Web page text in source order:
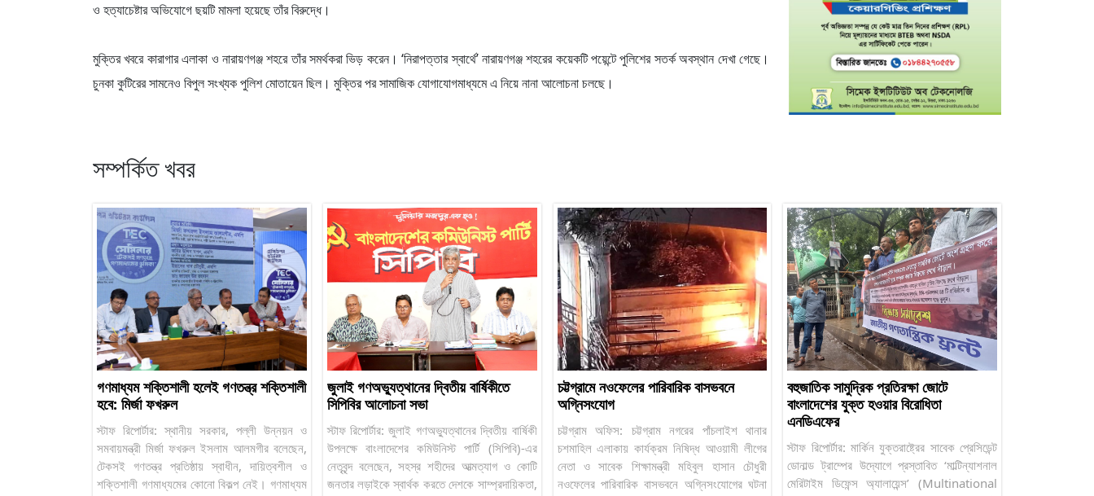
ও হত্যাচেষ্টার অভিযোগে ছয়টি মামলা হয়েছে তাঁর বিরুদ্ধে।
মুক্তির খবরে কারাগার এলাকা ও নারায়ণগঞ্জ শহরে তাঁর সমর্থকরা ভিড় করেন। ‘নিরাপত্তার স্বার্থে’ নারায়ণগঞ্জ শহরের কয়েকটি পয়েন্টে পুলিশের সতর্ক অবস্থান দেখা গেছে।
চুনকা কুটিরের সামনেও বিপুল সংখ্যক পুলিশ মোতায়েন ছিল। মুক্তির পর সামাজিক যোগাযোগমাধ্যমে এ নিয়ে নানা আলোচনা চলছে।
সম্পর্কিত খবর
গণমাধ্যম শক্তিশালী হলেই গণতন্ত্র শক্তিশালী
হবে: মির্জা ফখরুল
স্টাফ রিপোর্টার: স্থানীয় সরকার, পল্লী উন্নয়ন ও
সমবায়মন্ত্রী মির্জা ফখরুল ইসলাম আলমগীর বলেছেন,
টেকসই গণতন্ত্র প্রতিষ্ঠায় স্বাধীন, দায়িত্বশীল ও
শক্তিশালী গণমাধ্যমের কোনো বিকল্প নেই। গণমাধ্যম
জুলাই গণঅভ্যুত্থানের দ্বিতীয় বার্ষিকীতে
সিপিবির আলোচনা সভা
স্টাফ রিপোর্টার: জুলাই গণঅভ্যুত্থানের দ্বিতীয় বার্ষিকী
উপলক্ষে বাংলাদেশের কমিউনিস্ট পার্টি (সিপিবি)-এর
নেতৃবৃন্দ বলেছেন, সহস্র শহীদের আত্মত্যাগ ও কোটি
জনতার লড়াইকে স্বার্থক করতে দেশকে সাম্প্রদায়িকতা,
চট্টগ্রামে নওফেলের পারিবারিক বাসভবনে
অগ্নিসংযোগ
চট্টগ্রাম অফিস: চট্টগ্রাম নগরের পাঁচলাইশ থানার
চশমাহিল এলাকায় কার্যক্রম নিষিদ্ধ আওয়ামী লীগের
নেতা ও সাবেক শিক্ষামন্ত্রী মহিবুল হাসান চৌধুরী
নওফেলের পারিবারিক বাসভবনে অগ্নিসংযোগের ঘটনা
বহুজাতিক সামুদ্রিক প্রতিরক্ষা জোটে
বাংলাদেশের যুক্ত হওয়ার বিরোধিতা
এনডিএফের
স্টাফ রিপোর্টার: মার্কিন যুক্তরাষ্ট্রের সাবেক প্রেসিডেন্ট
ডোনাল্ড ট্রাম্পের উদ্যোগে প্রস্তাবিত ‘মাল্টিন্যাশনাল
মেরিটাইম ডিফেন্স অ্যালায়েন্স’ (Multinational